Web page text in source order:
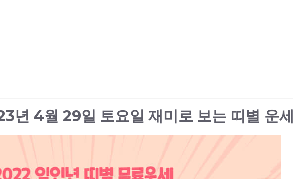
년 4월 29일 토요일 재미로 보는 띠별 운세